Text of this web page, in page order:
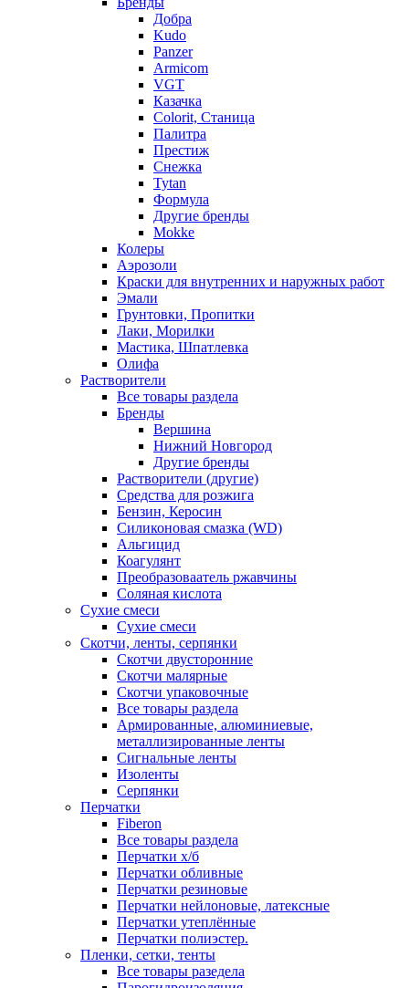
Добра
Kudo
Panzer
Armicom
VGT
Казачка
Colorit, Станица
Палитра
Престиж
Снежка
Tytan
Формула
Другие бренды
Mokke
Колеры
Аэрозоли
Краски для внутренних и наружных работ
Эмали
Грунтовки, Пропитки
Лаки, Морилки
Мастика, Шпатлевка
Олифа
Растворители
Все товары раздела
Бренды
Вершина
Нижний Новгород
Другие бренды
Растворители (другие)
Средства для розжига
Бензин, Керосин
Силиконовая смазка (WD)
Альгицид
Коагулянт
Преобразоваатель ржавчины
Соляная кислота
Сухие смеси
Сухие смеси
Скотчи, ленты, серпянки
Скотчи двусторонние
Скотчи малярные
Скотчи упаковочные
Все товары раздела
Армированные, алюминиевые,
металлизированные ленты
Сигнальные ленты
Изоленты
Серпянки
Перчатки
Fiberon
Все товары раздела
Перчатки х/б
Перчатки обливные
Перчатки резиновые
Перчатки нейлоновые, латексные
Перчатки утеплённые
Перчатки полиэстер.
Пленки, сетки, тенты
Все товары разедела